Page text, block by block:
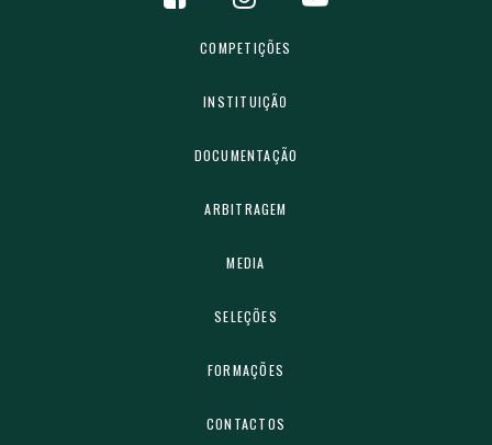
COMPETIÇÕES
INSTITUIÇÃO
DOCUMENTAÇÃO
ARBITRAGEM
MEDIA
SELEÇÕES
FORMAÇÕES
CONTACTOS